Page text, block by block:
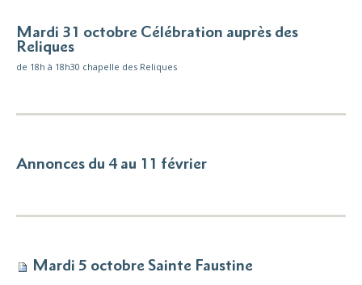
Mardi 31 octobre Célébration auprès des
Reliques
de 18h à 18h30 chapelle des Reliques
Annonces du 4 au 11 février
Mardi 5 octobre Sainte Faustine